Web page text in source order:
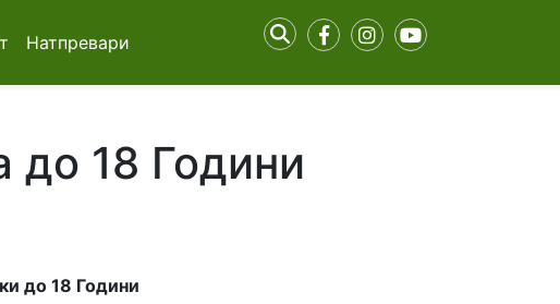
Натпревари
до 18 Години
до 18 Години